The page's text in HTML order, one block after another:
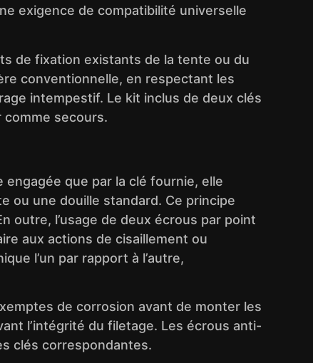
exigence de compatibilité universelle
de fixation existants de la tente ou du
conventionnelle, en respectant les
intempestif. Le kit inclus de deux clés
comme secours.
engagée que par la clé fournie, elle
ou une douille standard. Ce principe
outre, l’usage de deux écrous par point
aux actions de cisaillement ou
l’un par rapport à l’autre,
de corrosion avant de monter les
l’intégrité du filetage. Les écrous anti-
clés correspondantes.